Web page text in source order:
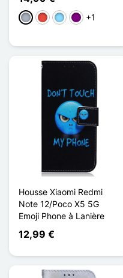
Gris RojoAzul claro
Púrpura
+1
Housse Xiaomi Redmi
Note 12/Poco X5 5G
Emoji Phone à Lanière
12,99 €